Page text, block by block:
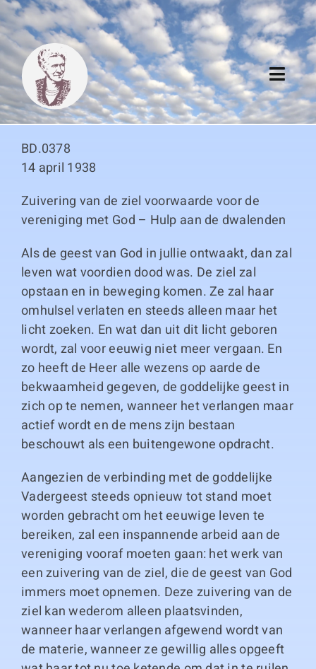
Skip
to
content
Algemeen
Thema boeken
Duitse boeken
Links
BD.0378
14 april 1938
Zuivering van de ziel voorwaarde voor de
vereniging met God – Hulp aan de dwalenden
Als de geest van God in jullie ontwaakt, dan zal
leven wat voordien dood was. De ziel zal
opstaan en in beweging komen. Ze zal haar
omhulsel verlaten en steeds alleen maar het
licht zoeken. En wat dan uit dit licht geboren
wordt, zal voor eeuwig niet meer vergaan. En
zo heeft de Heer alle wezens op aarde de
bekwaamheid gegeven, de goddelijke geest in
zich op te nemen, wanneer het verlangen maar
actief wordt en de mens zijn bestaan
beschouwt als een buitengewone opdracht.
Aangezien de verbinding met de goddelijke
Vadergeest steeds opnieuw tot stand moet
worden gebracht om het eeuwige leven te
bereiken, zal een inspannende arbeid aan de
vereniging vooraf moeten gaan: het werk van
een zuivering van de ziel, die de geest van God
immers moet opnemen. Deze zuivering van de
ziel kan wederom alleen plaatsvinden,
wanneer haar verlangen afgewend wordt van
de materie, wanneer ze gewillig alles opgeeft